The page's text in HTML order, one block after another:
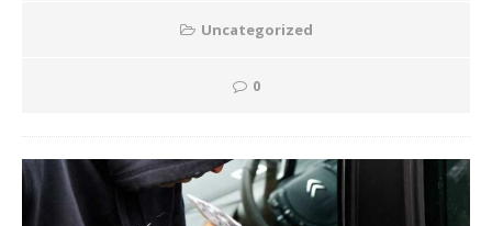
Uncategorized
0